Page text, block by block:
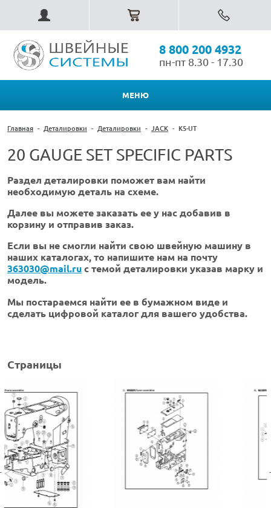
8 800 200 4932
пн-пт 8.30 - 17.30
МЕНЮ
Главная - Деталировки - Деталировки - JACK - K5-UT
20 GAUGE SET SPECIFIC PARTS
Раздел деталировки поможет вам найти
необходимую деталь на схеме.
Далее вы можете заказать ее у нас добавив в
корзину и отправив заказ.
Если вы не смогли найти свою швейную машину в
наших каталогах, то напишите нам на почту
363030@mail.ru с темой деталировки указав марку и
модель.
Мы постараемся найти ее в бумажном виде и
сделать цифровой каталог для вашего удобства.
Страницы